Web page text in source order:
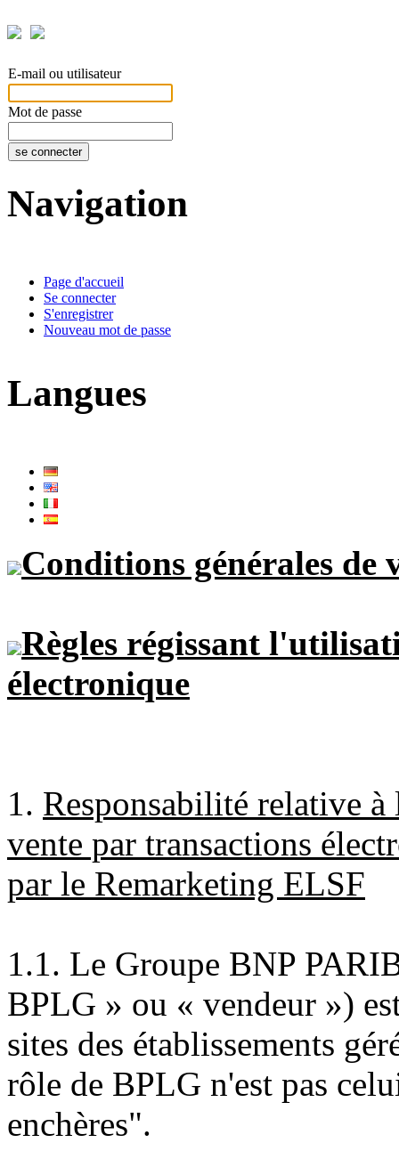
E-mail ou utilisateur
Mot de passe
se connecter
Navigation
Page d'accueil
Se connecter
S'enregistrer
Nouveau mot de passe
Langues
Conditions générales de
Règles régissant
électronique
1. Responsabilité relative
vente par transactions
par le Remarketing ELSF
1.1. Le Groupe BNP
BPLG » ou « vendeur »)
sites des établissements
rôle de BPLG n'est pas
enchères".